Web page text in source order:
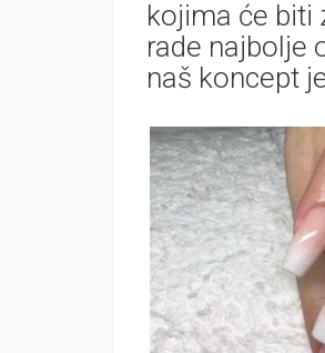
kojima će biti
rade najbolje
naš koncept